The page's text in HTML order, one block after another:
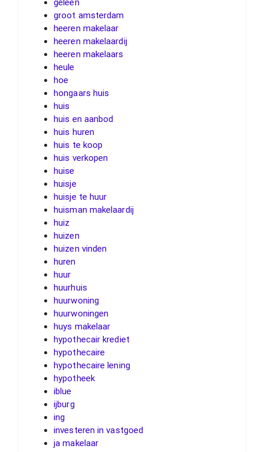
groot amsterdam
heeren makelaar
heeren makelaardij
heeren makelaars
heule
hoe
hongaars huis
huis
huis en aanbod
huis huren
huis te koop
huis verkopen
huise
huisje
huisje te huur
huisman makelaardij
huiz
huizen
huizen vinden
huren
huur
huurhuis
huurwoning
huurwoningen
huys makelaar
hypothecair krediet
hypothecaire
hypothecaire lening
hypotheek
iblue
ijburg
ing
investeren in vastgoed
ja makelaar